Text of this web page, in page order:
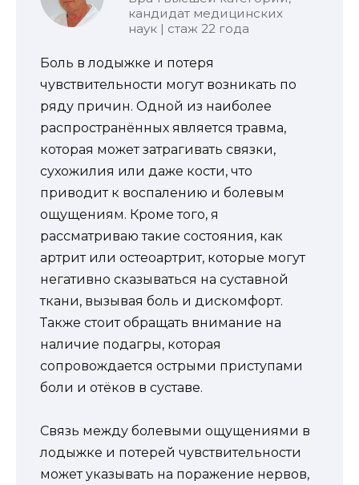
кандидат медицинских
наук | стаж 22 года
Боль в лодыжке и потеря
чувствительности могут возникать по
ряду причин. Одной из наиболее
распространённых является травма,
которая может затрагивать связки,
сухожилия или даже кости, что
приводит к воспалению и болевым
ощущениям. Кроме того, я
рассматриваю такие состояния, как
артрит или остеоартрит, которые могут
негативно сказываться на суставной
ткани, вызывая боль и дискомфорт.
Также стоит обращать внимание на
наличие подагры, которая
сопровождается острыми приступами
боли и отёков в суставе.
Связь между болевыми ощущениями в
лодыжке и потерей чувствительности
может указывать на поражение нервов,